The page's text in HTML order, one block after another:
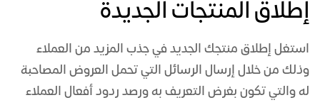
إطلاق المنتجات الجديدة
استغل إطلاق منتجك الجديد في جذب المزيد من العملاء
وذلك من خلال إرسال الرسائل التي تحمل العروض المصاحبة
له والتي تكون بغرض التعريف به ورصد ردود أفعال العملاء